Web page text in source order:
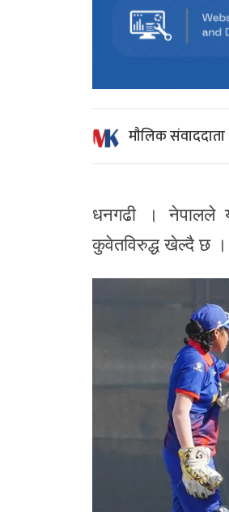
माैलिक संवाददाता
धनगढी । नेपालले
कुवेतविरुद्ध खेल्दै छ